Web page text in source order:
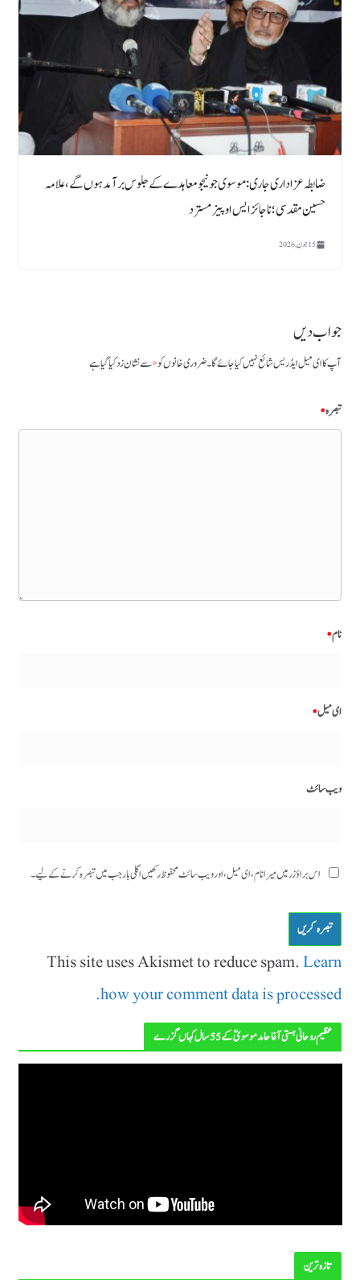
ضابطہ عزاداری جاری : موسوی جونیجو معاہدے کے جلوس برآمد ہوں گے، علامہ
حسین مقدسی؛ ناجائز ایس او پیز مسترد
15 جون, 2026
جواب دیں
آپ کا ای میل ایڈریس شائع نہیں کیا جائے گا۔ضروری خانوں کو*سے نشان زد کیا گیا ہے
تبصرہ*
نام*
ای میل*
ویب‌ سائٹ
اس براؤزر میں میرا نام، ای میل، اور ویب سائٹ محفوظ رکھیں اگلی بار جب میں تبصرہ کرنے کےلیے۔
This site uses Akismet to reduce spam.Learn
how your comment data is processed.
عظیم روحانی ہستی آغا حامد موسویؒ کے 55 سال کہاں گزرے
تازہ ترین